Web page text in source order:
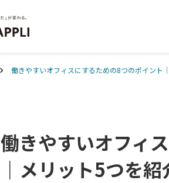
働きやすいオフィスにするための8つのポイント
働きやすいオフィ
｜メリット5つを紹